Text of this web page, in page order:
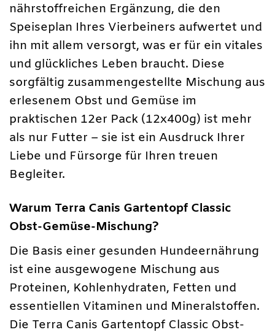
nährstoffreichen Ergänzung, die den
Speiseplan Ihres Vierbeiners aufwertet und
ihn mit allem versorgt, was er für ein vitales
und glückliches Leben braucht. Diese
sorgfältig zusammengestellte Mischung aus
erlesenem Obst und Gemüse im
praktischen 12er Pack (12x400g) ist mehr
als nur Futter – sie ist ein Ausdruck Ihrer
Liebe und Fürsorge für Ihren treuen
Begleiter.
Warum Terra Canis Gartentopf Classic
Obst-Gemüse-Mischung?
Die Basis einer gesunden Hundeernährung
ist eine ausgewogene Mischung aus
Proteinen, Kohlenhydraten, Fetten und
essentiellen Vitaminen und Mineralstoffen.
Die Terra Canis Gartentopf Classic Obst-